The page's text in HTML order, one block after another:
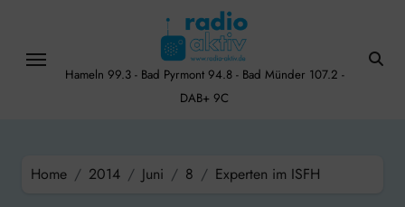
content
Hameln 99.3 - Bad Pyrmont 94.8 - Bad Münder 107.2 -
DAB+ 9C
Home 2014 Juni 8 Experten im ISFH